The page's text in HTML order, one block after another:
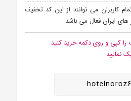
کاربران می توانند از این کد تخفیف
های ایران فعال می باشد.
را کپی و روی دکمه خرید کنید
نمایید